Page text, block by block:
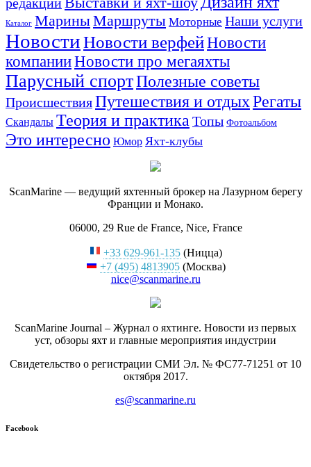
редакции
Каталог МариныМаршруты Моторные Наши услуги
НовостиНовости верфейНовости
компанииНовости про мегаяхты
Парусный спортПолезные советы
ПроисшествияПутешествия и отдыхРегаты
Скандалы Теория и практика Топы Фотоальбом
Это интересно Юмор Яхт-клубы
ScanMarine — ведущий яхтенный брокер на Лазурном берегу
Франции и Монако.
06000, 29 Rue de France, Nice, France
+33 629-961-135(Ницца)
+7 (495) 4813905(Москва)
nice@scanmarine.ru
ScanMarine Journal – Журнал о яхтинге. Новости из первых
уст, обзоры яхт и главные мероприятия индустрии
Свидетельство о регистрации СМИ Эл. № ФС77-71251 от 10
октября 2017.
es@scanmarine.ru
Facebook